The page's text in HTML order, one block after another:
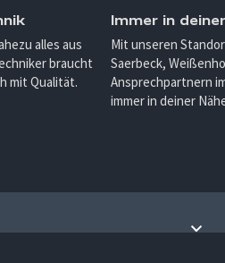
alles aus
braucht
mit Qualität.
Immer in
Mit unseren
Saerbeck,
Ansprechpartnern
immer in deiner